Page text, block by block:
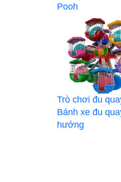
Pooh
Trò chơi đu
Bánh xe đu
hướng